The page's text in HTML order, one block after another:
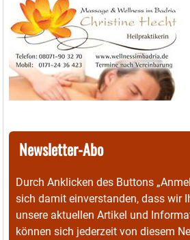
Newsletter-Abo
Durch Anklicken des Buttons
sich damit einverstanden, dass wir
unsere aktuellen Artikel und
können sich jederzeit von diesem